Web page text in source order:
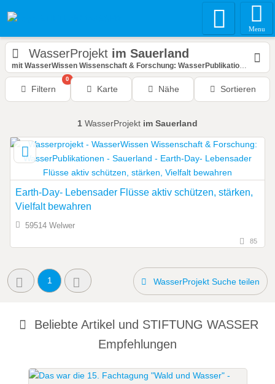
Menu
WasserProjekt im Sauerland
mit WasserWissen Wissenschaft & Forschung: WasserPublikationen
Filtern
0
Karte Nähe Sortieren
1 WasserProjekt im Sauerland
Earth-Day- Lebensader Flüsse aktiv schützen, stärken,
Vielfalt bewahren
59514 Welwer
85
1 WasserProjekt Suche teilen
Beliebte Artikel und STIFTUNG WASSER
Empfehlungen